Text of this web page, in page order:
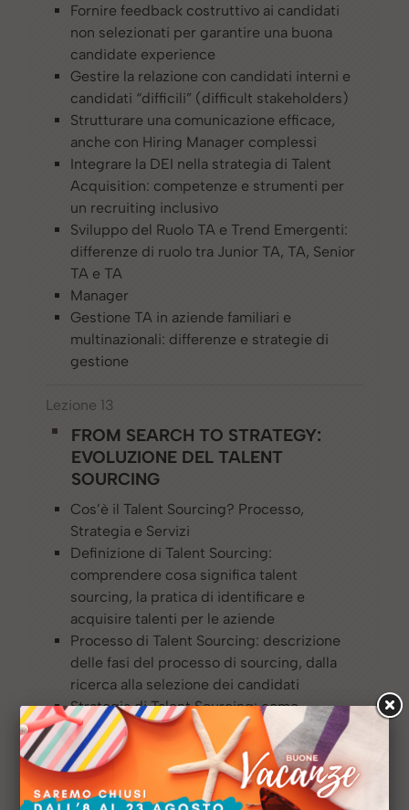
Fornire feedback costruttivo ai candidati
non selezionati per garantire una buona
candidate experience
Gestire la relazione con candidati interni e
candidati “difficili” (difficult stakeholders)
Strutturare una comunicazione efficace,
anche con Hiring Manager complessi
Integrare la DEI nella strategia di Talent
Acquisition: competenze e strumenti per
un recruiting inclusivo
Sviluppo del Ruolo TA e Trend Emergenti:
differenze di ruolo tra Junior TA, TA, Senior
TA e TA
Manager
Gestione TA in aziende familiari e
multinazionali: differenze e strategie di
gestione
Lezione 13
FROM SEARCH TO STRATEGY:
EVOLUZIONE DEL TALENT
SOURCING
Cos’è il Talent Sourcing? Processo,
Strategia e Servizi
Definizione di Talent Sourcing:
comprendere cosa significa talent
sourcing, la pratica di identificare e
acquisire talenti per le aziende
Processo di Talent Sourcing: descrizione
delle fasi del processo di sourcing, dalla
ricerca alla selezione dei candidati
Strategia di Talent Sourcing: come
sviluppare e implementare una strategia
efficace di sourcing per attrarre i migliori
talenti
Il Talent Sourcing non è Recruiting: le